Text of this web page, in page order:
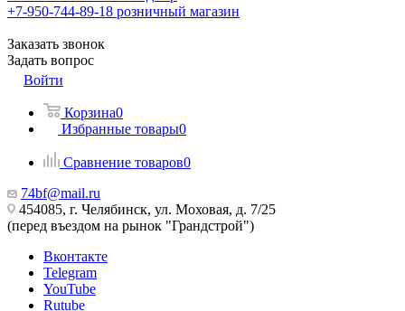
+7-950-744-89-18 розничный магазин
Заказать звонок
Задать вопрос
Войти
Корзина0
Избранные товары0
Сравнение товаров0
74bf@mail.ru
454085, г. Челябинск, ул. Моховая, д. 7/25
(перед въездом на рынок "Грандстрой")
Вконтакте
Telegram
YouTube
Rutube